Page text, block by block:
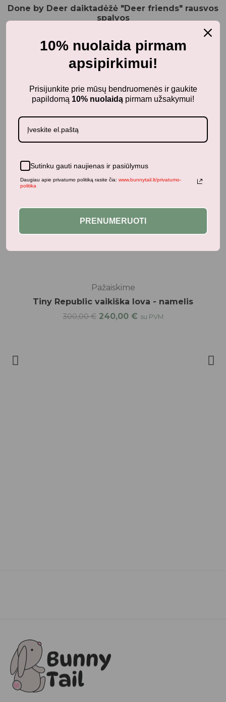
Done by Deer daiktadėžė "Deer friends" rausvos
spalvos
Panašūs produktai
Kūdikiams
27,00 € su PVM
Neseniai žiūrėti produktai
Pažaiskime
Tiny Republic vaikiška lova - namelis
300,00€ 240,00 € su PVM
10% nuolaida pirmam
apsipirkimui!
Prisijunkite prie mūsų bendruomenės ir gaukite
papildomą 10% nuolaidą pirmam užsakymui!
Sutinku gauti naujienas ir pasiūlymus
Daugiau apie privatumo politiką rasite čia: www.bunnytail.lt/privatumo-
politika
PRENUMERUOTI